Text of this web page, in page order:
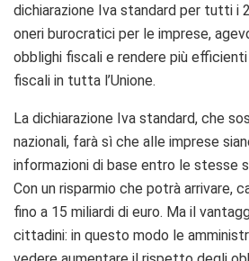
dichiarazione Iva standard per tutti i
oneri burocratici per le imprese,
obblighi fiscali e rendere più
fiscali in tutta l’Unione.
La dichiarazione Iva standard, che
nazionali, farà sì che alle imprese
informazioni di base entro le stesse
Con un risparmio che potrà arrivare,
fino a 15 miliardi di euro. Ma il
cittadini: in questo modo le